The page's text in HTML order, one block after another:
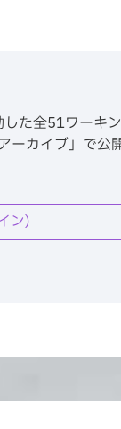
た全51ワーキ
ーカイブ」で公
ン)